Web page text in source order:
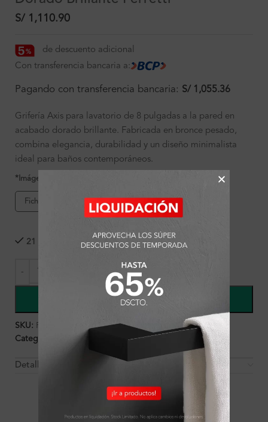
S/ 1,110.90
de descuento adicional
Con transferencia bancaria a:
Pagando con transferencia bancaria: S/ 1,055.36
Grifería Axis para lavatorio de 8 pulgadas a la pared en
acabado dorado brillante. Fabricada en bronce pesado,
combina elegancia, durabilidad y un diseño minimalista
ideal para baños contemporáneos.
*Imágenes referenciales
Ficha de producto
21 disponibles
COMPRAR
SKU: FA5170
Categorías:
Ambientes , Baño
Detalles y Material
OTROS PRODUCTOS QUE PUEDEN